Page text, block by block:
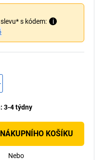
s kódem:
i
: 3-4 týdny
KOŠÍKU
Nebo